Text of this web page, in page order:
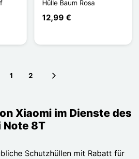
Hülle Baum Rosa
12,99 €
1 2
Xiaomi im Dienste des
Note 8T
Schutzhüllen mit Rabatt für